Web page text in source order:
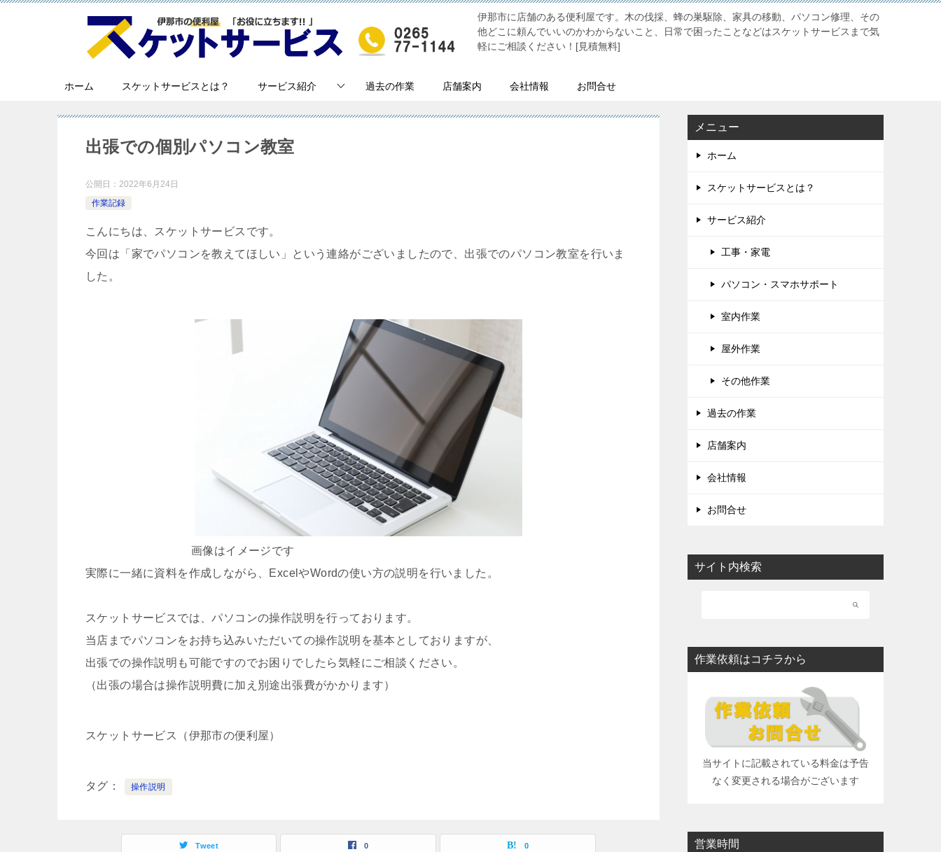
伊那市に店舗のある便利屋です。木の伐採、蜂の巣駆除、家具の移動、パソコン修理、その
他どこに頼んでいいのかわからないこと、日常で困ったことなどはスケットサービスまで気
軽にご相談ください！[見積無料]
ホーム スケットサービスとは？ サービス紹介 過去の作業 店舗案内 会社情報 お問合せ
出張での個別パソコン教室
公開日： 2022年6月24日
作業記録
こんにちは、スケットサービスです。
今回は「家でパソコンを教えてほしい」という連絡がございましたので、出張でのパソコン教室を行いま
した。
画像はイメージです
実際に一緒に資料を作成しながら、ExcelやWordの使い方の説明を行いました。
スケットサービスでは、パソコンの操作説明を行っております。
当店までパソコンをお持ち込みいただいての操作説明を基本としておりますが、
出張での操作説明も可能ですのでお困りでしたら気軽にご相談ください。
（出張の場合は操作説明費に加え別途出張費がかかります）
スケットサービス（伊那市の便利屋）
タグ 操作説明
Tweet 0 0
メニュー
ホーム
スケットサービスとは？
サービス紹介
工事・家電
パソコン・スマホサポート
室内作業
屋外作業
その他作業
過去の作業
店舗案内
会社情報
お問合せ
サイト内検索
作業依頼はコチラから
当サイトに記載されている料金は予告
なく変更される場合がございます
営業時間